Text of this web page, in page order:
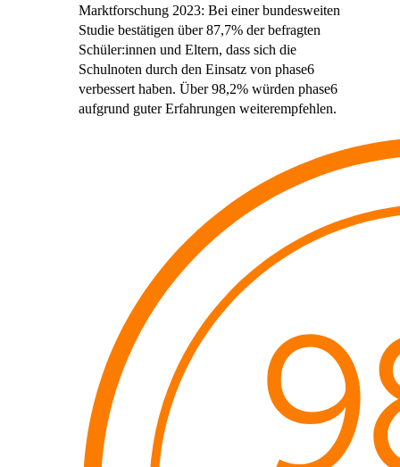
Marktforschung 2023: Bei einer bundesweiten
Studie bestätigen über 87,7% der befragten
Schüler:innen und Eltern, dass sich die
Schulnoten durch den Einsatz von phase6
verbessert haben. Über 98,2% würden phase6
aufgrund guter Erfahrungen weiterempfehlen.